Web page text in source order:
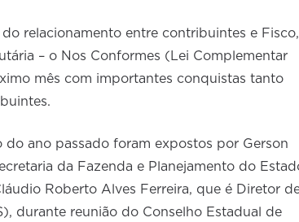
relacionamento entre contribuintes e Fisco,
– o Nos Conformes (Lei Complementar
mês com importantes conquistas tanto
ano passado foram expostos por Gerson
da Fazenda e Planejamento do
Roberto Alves Ferreira, que é Diretor
durante reunião do Conselho Estadual de